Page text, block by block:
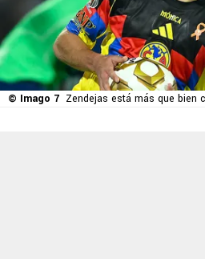
© Imago 7 Zendejas está más que bien